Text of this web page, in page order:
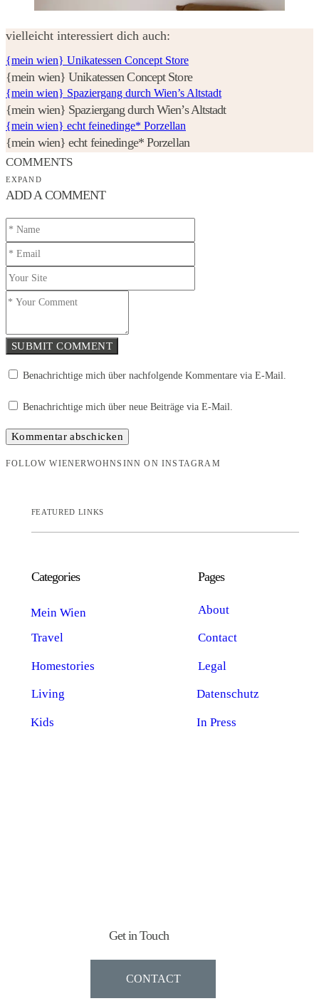
vielleicht interessiert dich auch:
{mein wien} Unikatessen Concept Store
{mein wien} Unikatessen Concept Store
{mein wien} Spaziergang durch Wien’s Altstadt
{mein wien} Spaziergang durch Wien’s Altstadt
{mein wien} echt feinedinge* Porzellan
{mein wien} echt feinedinge* Porzellan
COMMENTS
EXPAND
ADD A COMMENT
SUBMIT COMMENT
Benachrichtige mich über nachfolgende Kommentare via E-Mail.
Benachrichtige mich über neue Beiträge via E-Mail.
FOLLOW WIENERWOHNSINN ON INSTAGRAM
FEATURED LINKS
Categories Pages
Living
About
Get in Touch
Travel Contact
Homestories
In Press
CONTACT
Mein Wien
Legal
Kids
Datenschutz